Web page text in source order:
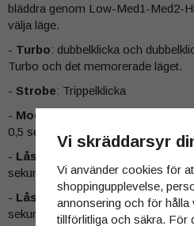
bläddra genom Low-Med1-Med2-
välja läge.
- Turbo: dubbelklicka och
Turbo och det memorerade läget.
- Strobe: Trippelklicka
- Moonlight
: när ficklampan är
0,5 sekunder
- Lås
sekunder.
- Lås upp
: när ficklampan är låst,
sekunder.
Vi skräddarsyr
Vi använder cookies för
shoppingupplevelse,
annonsering och för hålla
tillförlitliga och säkra. För